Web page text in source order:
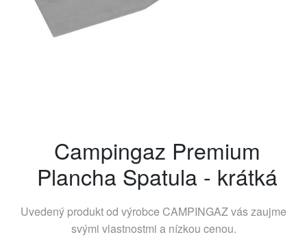
Campingaz Premium
Plancha Spatula - krátká
Uvedený produkt od výrobce CAMPINGAZvás zaujme
svými vlastnostmi a nízkou cenou.